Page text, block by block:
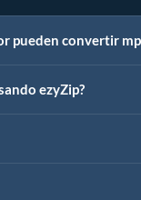
pueden convertir
ezyZip?